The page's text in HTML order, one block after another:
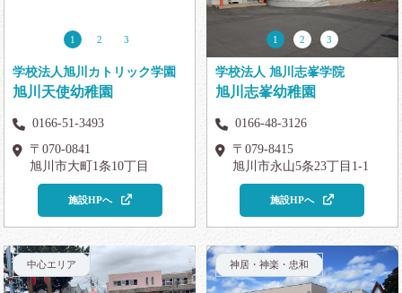
1 2 3
学校法人旭川カトリック学園
旭川天使幼稚園
0166-51-3493
〒070-0841
旭川市大町1条10丁目
施設HPへ
1 2 3
学校法人 旭川志峯学院
旭川志峯幼稚園
0166-48-3126
〒079-8415
旭川市永山5条23丁目1-1
施設HPへ
中心エリア 神居・神楽・忠和